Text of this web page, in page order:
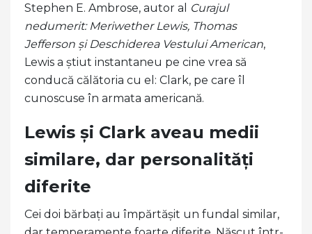
Stephen E. Ambrose, autor al
Curajul
nedumerit: Meriwether Lewis, Thomas
Jefferson și Deschiderea Vestului American,
Lewis a știut instantaneu pe cine vrea să
conducă călătoria cu el: Clark, pe care îl
cunoscuse în armata americană.
Lewis și Clark aveau medii
similare, dar personalități
diferite
Cei doi bărbați au împărtășit un fundal similar,